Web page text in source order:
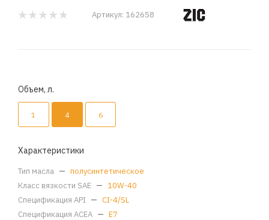
Артикул: 162658
Объем, л.
1 4 6
Характеристики
Тип масла — полусинтетическое
Класс вязкости SAE — 10W-40
Спецификация API — CI-4/SL
Спецификация ACEA — E7